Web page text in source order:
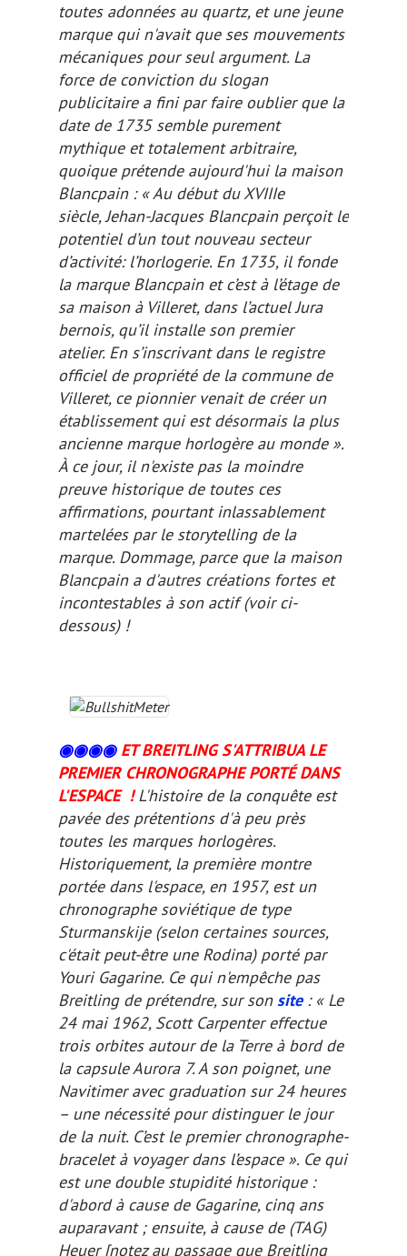
toutes adonnées au quartz, et une jeune
marque qui n'avait que ses mouvements
mécaniques pour seul argument. La
force de conviction du slogan
publicitaire a fini par faire oublier que la
date de 1735 semble purement
mythiqueet totalement arbitraire,
quoique prétende aujourd'hui la maison
Blancpain : « Au début du XVIIIe
siècle, Jehan-Jacques Blancpain perçoit le
potentiel d’un tout nouveau secteur
d’activité: l’horlogerie. En 1735, il fonde
la marque Blancpain et c’est à l’étage de
sa maison à Villeret, dans l’actuel Jura
bernois, qu’il installe son premier
atelier. En s’inscrivant dans le registre
officiel de propriété de la commune de
Villeret, ce pionnier venait de créer un
établissement qui est désormais la plus
ancienne marque horlogère au monde ».
À ce jour, il n'existe pas la moindre
preuve historique de toutes ces
affirmations, pourtant inlassablement
martelées par le storytellingde la
marque. Dommage, parce que la maison
Blancpain a d'autres créations fortes et
incontestables à son actif (voirci-
dessous) !
◉◉◉◉ ET BREITLING S'ATTRIBUA LE
PREMIER CHRONOGRAPHE PORTÉ DANS
L'ESPACE !L'histoire de la conquête est
pavée des prétentions d'à peu près
toutes les marques horlogères.
Historiquement, la première montre
portée dans l'espace, en 1957, est un
chronographe soviétique de type
Sturmanskije (selon certaines sources,
c'était peut-être une Rodina) porté par
Youri Gagarine. Ce qui n'empêche pas
Breitling de prétendre, sur sonsite: « Le
24 mai 1962, Scott Carpenter effectue
trois orbites autour de la Terre à bord de
la capsule Aurora 7. A son poignet, une
Navitimer avec graduation sur 24 heures
– une nécessité pour distinguer le jour
de la nuit. C’est le premier chronographe-
bracelet à voyager dans l’espace ». Ce qui
est une double stupiditéhistorique :
d'abord à cause de Gagarine, cinq ans
auparavant ; ensuite, à cause de (TAG)
Heuer[notez au passage que Breitling